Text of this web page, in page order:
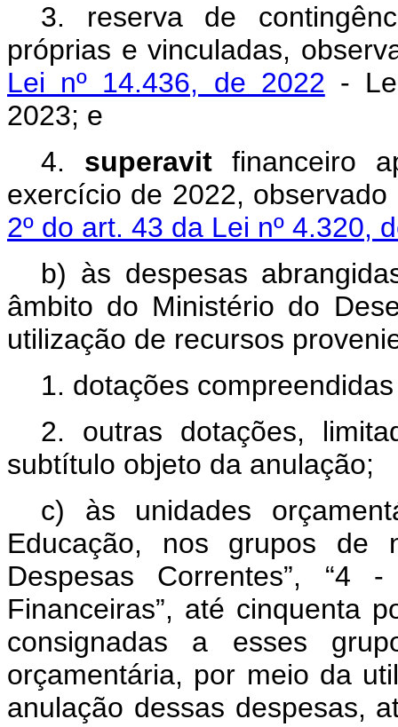
3. reserva de
próprias e vinculadas,
Lei nº 14.436, de 2022 -
2023; e
4. superavitfinanceiro
exercício de 2022,
2º do art. 43 da Lei nº 4.320,
b) às despesas
âmbito do Ministério do
utilização de recursos
1. dotações
2. outras dotações,
subtítulo objeto da anulação;
c) às unidades
Educação, nos grupos de
Despesas Correntes”, “4
Financeiras”, até cinquenta
consignadas a esses
orçamentária, por meio da
anulação dessas despesas,